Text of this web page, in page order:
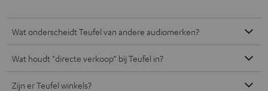
Wat onderscheidt Teufel van andere audiomerken?
Wat houdt "directe verkoop“ bij Teufel in?
Zijn er Teufel winkels?